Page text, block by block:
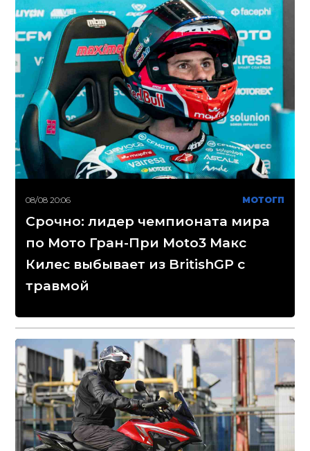
08/08 20:06 МОТОГП
Срочно: лидер чемпионата мира
по Мото Гран-При Moto3 Макс
Килес выбывает из BritishGP с
травмой